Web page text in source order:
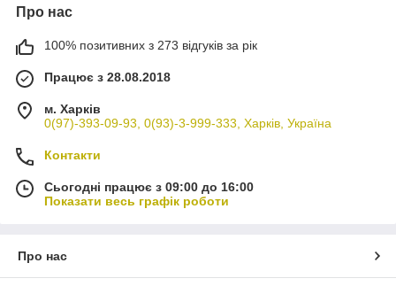
Про нас
100% позитивних з 273 відгуків за рік
Працює з 28.08.2018
м. Харків
0(97)-393-09-93, 0(93)-3-999-333, Харків, Україна
Контакти
Сьогодні працює з 09:00 до 16:00
Показати весь графік роботи
Про нас